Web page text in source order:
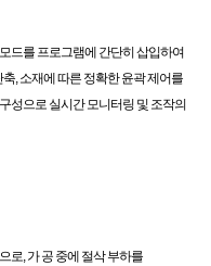
드를 프로그램에 간단히 삽입하여
, 소재에 따른 정확한 윤곽 제어를
성으로 실시간 모니터링 및 조작의
로, 가 공 중에 절삭 부하를